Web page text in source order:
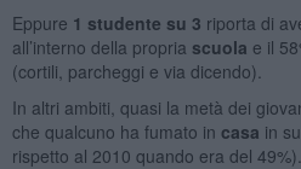
Eppure 1 studente su 3 riporta di
all’interno della propria scuola e il
(cortili, parcheggi e via dicendo).
In altri ambiti, quasi la metà dei
che qualcuno ha fumato in casa in
rispetto al 2010 quando era del 49%).